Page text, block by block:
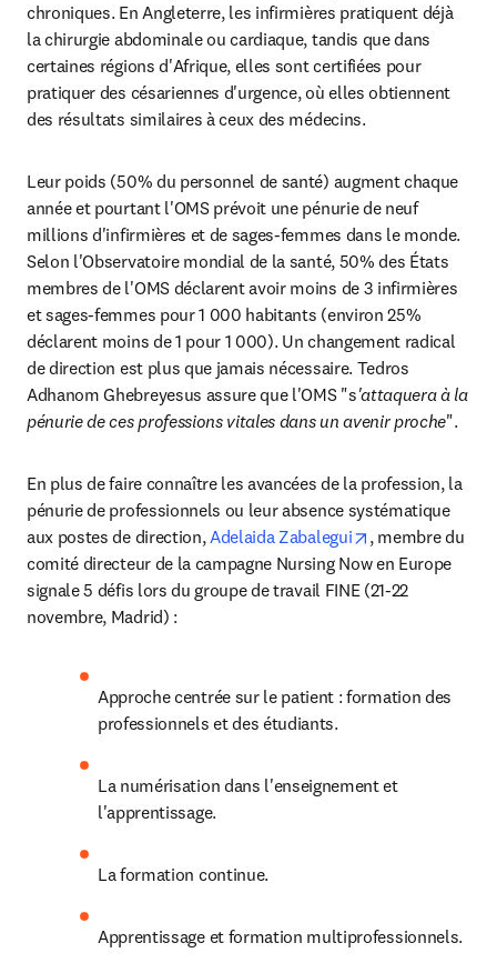
chroniques. En Angleterre, les infirmières pratiquent déjà
la chirurgie abdominale ou cardiaque, tandis que dans
certaines régions d'Afrique, elles sont certifiées pour
pratiquer des césariennes d'urgence, où elles obtiennent
des résultats similaires à ceux des médecins.
Leur poids (50% du personnel de santé) augment chaque
année et pourtant l'OMS prévoit une pénurie de neuf
millions d'infirmières et de sages-femmes dans le monde.
Selon l'Observatoire mondial de la santé, 50% des États
membres de l'OMS déclarent avoir moins de 3 infirmières
et sages-femmes pour 1 000 habitants (environ 25%
déclarent moins de 1 pour 1 000). Un changement radical
de direction est plus que jamais nécessaire. Tedros
Adhanom Ghebreyesus assure que l'OMS "s'attaquera à la
pénurie de ces professions vitales dans un avenir proche".
En plus de faire connaître les avancées de la profession, la
pénurie de professionnels ou leur absence systématique
aux postes de direction, Adelaida Zabalegui opens in new
, membre du
comité directeur de la campagne Nursing Now en Europe
signale 5 défis lors du groupe de travail FINE (21-22
novembre, Madrid) :
Approche centrée sur le patient : formation des
professionnels et des étudiants.
La numérisation dans l'enseignement et
l'apprentissage.
La formation continue.
Apprentissage et formation multiprofessionnels.